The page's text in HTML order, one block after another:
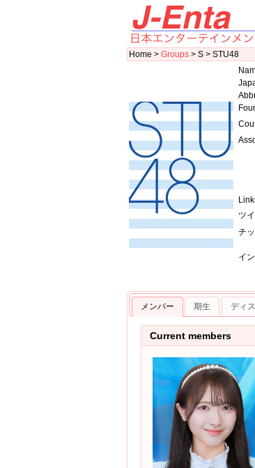
Home > Groups > S > STU48
ツ
チ
イ
メンバー 期生 ディ
Current members